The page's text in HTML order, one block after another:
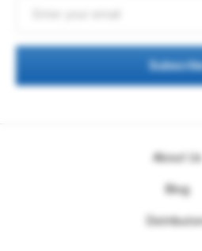
About Us
Blog